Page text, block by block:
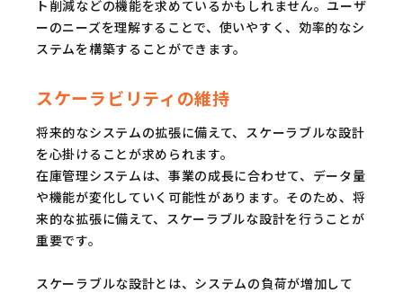
ト削減などの機能を求めているかもしれません。ユーザ
ーのニーズを理解することで、使いやすく、効率的なシ
ステムを構築することができます。
スケーラビリティの維持
将来的なシステムの拡張に備えて、スケーラブルな設計
を心掛けることが求められます。
在庫管理システムは、事業の成長に合わせて、データ量
や機能が変化していく可能性があります。そのため、将
来的な拡張に備えて、スケーラブルな設計を行うことが
重要です。
スケーラブルな設計とは、システムの負荷が増加して